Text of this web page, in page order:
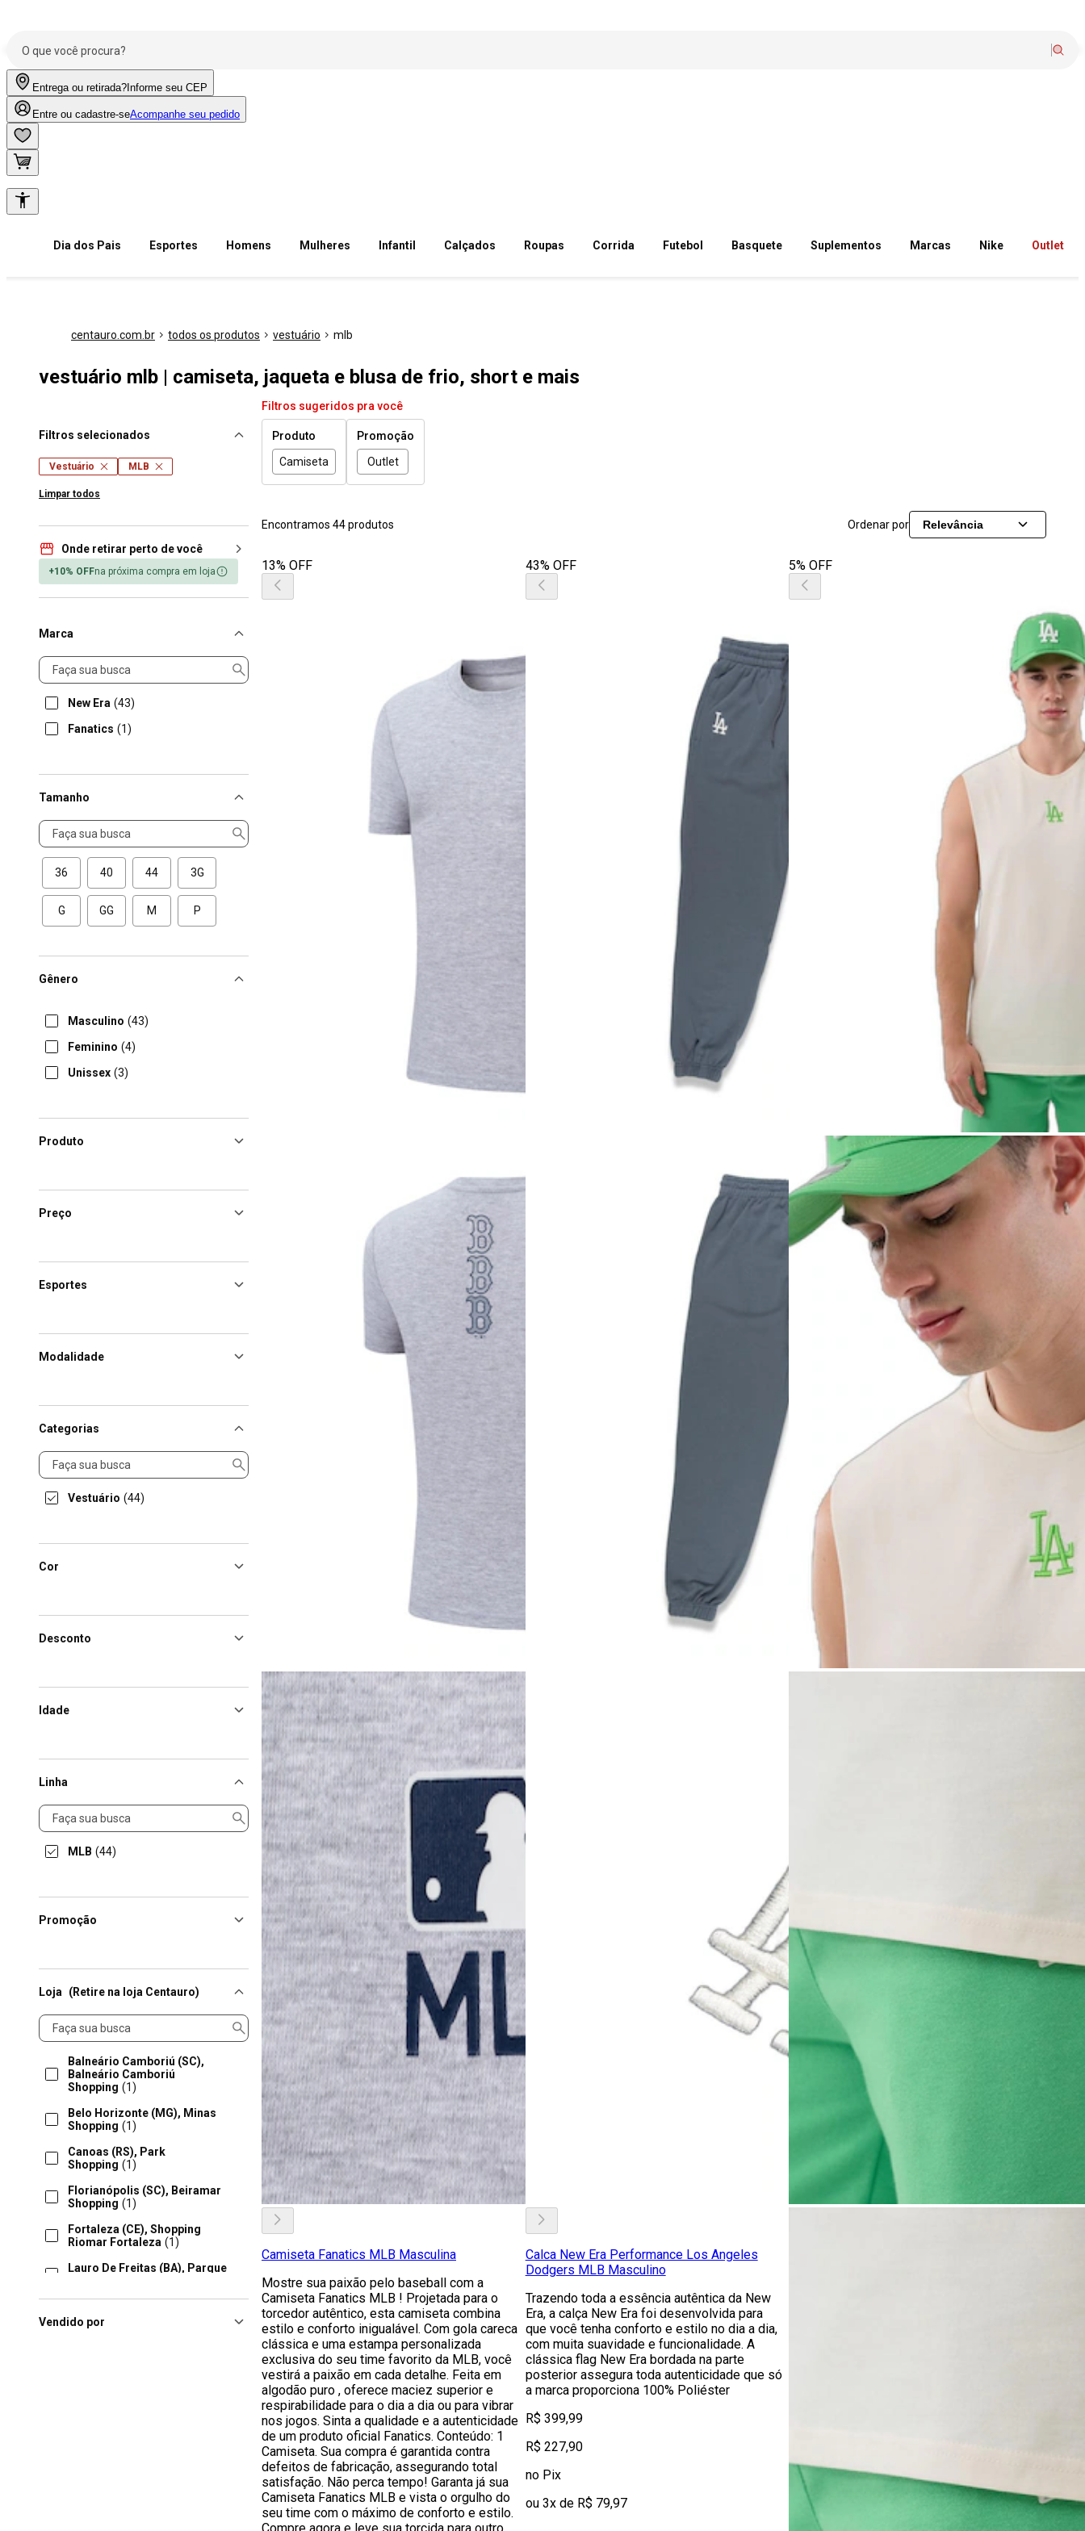
Entrega ou retirada? Informe seu CEP
Entre ou cadastre-seAcompanhe seu pedido
Dia dos Pais Esportes Homens Mulheres Infantil Calçados Roupas Corrida Futebol Basquete Suplementos Marcas Nike Outlet
centauro.com.br todos os produtos vestuário mlb
vestuário mlb | camiseta, jaqueta e blusa de frio, short e mais
Filtros selecionados
Vestuário MLB
Limpar todos
Onde retirar perto de você
+10% OFFna próxima compra em loja
Marca
Marca
New Era (43)
Fanatics (1)
Tamanho
Tamanho
36 40 44 3G
G GG M P
Gênero
Masculino (43)
Feminino (4)
Unissex (3)
Produto
Preço
Esportes
Modalidade
Categorias
Categorias
Vestuário (44)
Cor
Desconto
Idade
Linha
Linha
MLB (44)
Promoção
Loja (Retire na loja Centauro)
Loja
Balneário Camboriú (SC),
Balneário Camboriú
Shopping (1)
Belo Horizonte (MG), Minas
Shopping (1)
Canoas (RS), Park
Shopping (1)
Florianópolis (SC), Beiramar
Shopping (1)
Fortaleza (CE), Shopping
Riomar Fortaleza (1)
Lauro De Freitas (BA), Parque
Forte (1)
Vendido por
Filtros sugeridos pra você
Produto
Camiseta
Promoção
Outlet
Encontramos 44 produtos Ordenar por Relevância
13% OFF
Camiseta Fanatics MLB Masculina
Mostre sua paixão pelo baseball com a
Camiseta Fanatics MLB ! Projetada para o
torcedor autêntico, esta camiseta combina
estilo e conforto inigualável. Com gola careca
clássica e uma estampa personalizada
exclusiva do seu time favorito da MLB, você
vestirá a paixão em cada detalhe. Feita em
algodão puro , oferece maciez superior e
respirabilidade para o dia a dia ou para vibrar
nos jogos. Sinta a qualidade e a autenticidade
de um produto oficial Fanatics. Conteúdo: 1
Camiseta. Sua compra é garantida contra
defeitos de fabricação, assegurando total
satisfação. Não perca tempo! Garanta já sua
Camiseta Fanatics MLB e vista o orgulho do
seu time com o máximo de conforto e estilo.
43% OFF
Calca New Era Performance Los Angeles
Dodgers MLB Masculino
Trazendo toda a essência autêntica da New
Era, a calça New Era foi desenvolvida para
que você tenha conforto e estilo no dia a dia,
com muita suavidade e funcionalidade. A
clássica flag New Era bordada na parte
posterior assegura toda autenticidade que só
a marca proporciona 100% Poliéster
R$ 399,99
R$ 227,90
no Pix
ou 3x de R$ 79,97
5% OFF